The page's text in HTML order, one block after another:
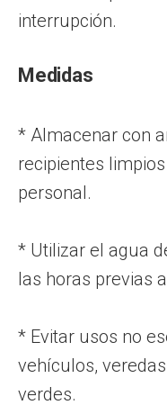
interrupción.
Medidas
* Almacenar con
recipientes
personal.
* Utilizar el agua
las horas previas
* Evitar usos no
vehículos,
verdes.